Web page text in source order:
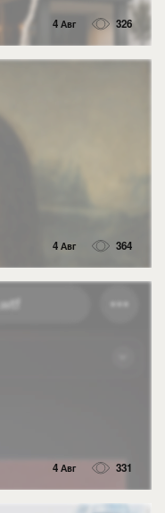
4 Авг 326
4 Авг 364
4 Авг 331